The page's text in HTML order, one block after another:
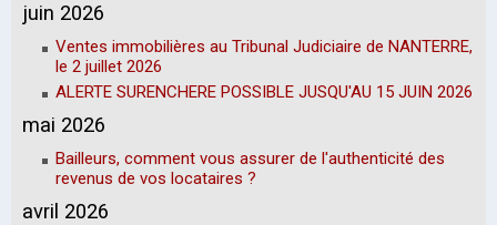
juin 2026
Ventes immobilières au Tribunal Judiciaire de NANTERRE,
le 2 juillet 2026
ALERTE SURENCHERE POSSIBLE JUSQU'AU 15 JUIN 2026
mai 2026
Bailleurs, comment vous assurer de l'authenticité des
revenus de vos locataires ?
avril 2026